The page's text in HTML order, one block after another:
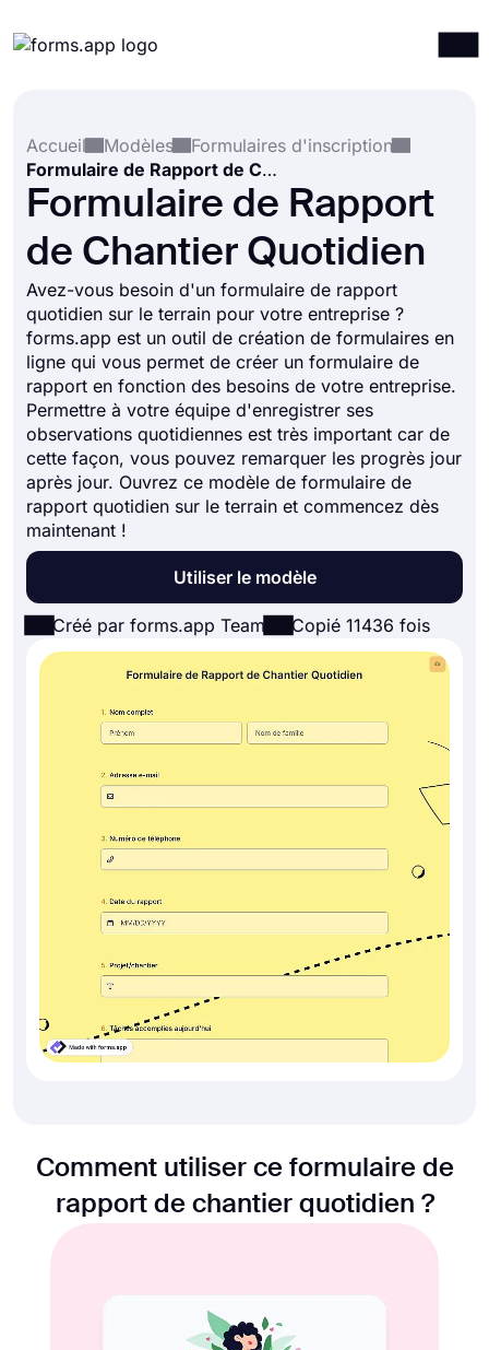
Intégrations
Modèles
Ressources
Accueil
Modèles
Formulaires d'inscription
Formulaire de Rapport de Chantier Quotidien
Formulaire de Rapport
de Chantier Quotidien
Avez-vous besoin d'un formulaire de rapport
quotidien sur le terrain pour votre entreprise ?
forms.app est un outil de création de formulaires en
ligne qui vous permet de créer un formulaire de
rapport en fonction des besoins de votre entreprise.
Permettre à votre équipe d'enregistrer ses
observations quotidiennes est très important car de
cette façon, vous pouvez remarquer les progrès jour
après jour. Ouvrez ce modèle de formulaire de
rapport quotidien sur le terrain et commencez dès
maintenant !
Utiliser le modèle
Créé par forms.app Team Copié 11436 fois
Comment utiliser ce formulaire de
rapport de chantier quotidien ?